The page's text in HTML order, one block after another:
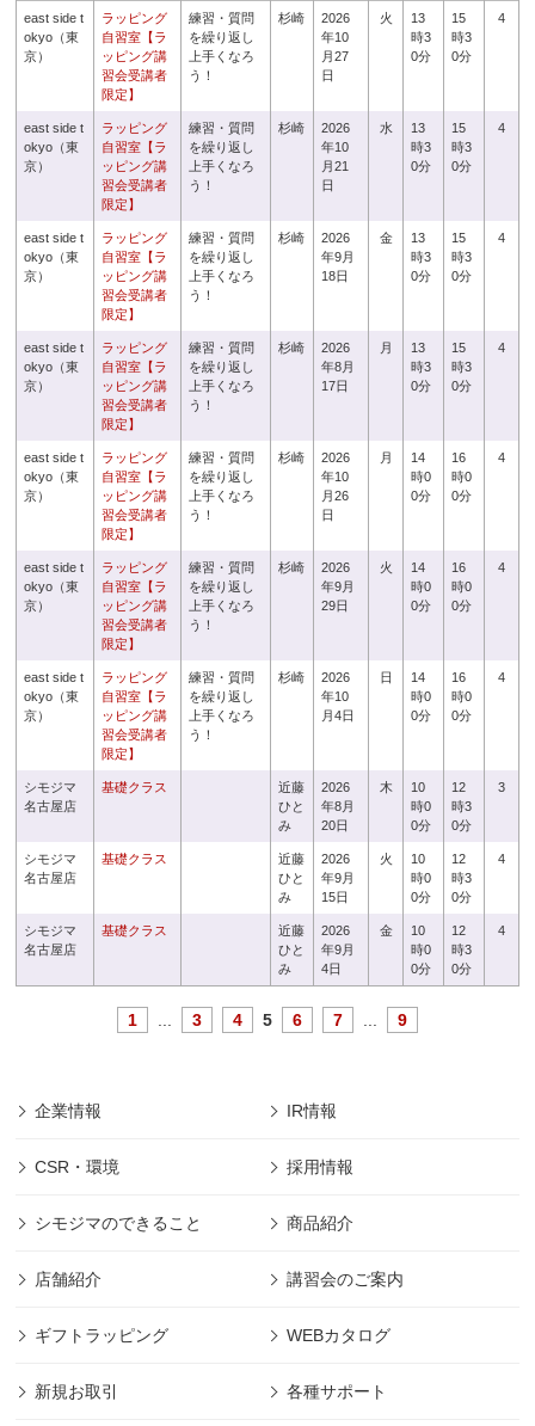
east side t
okyo（東
京）
ラッピング
自習室【ラ
ッピング講
習会受講者
限定】
練習・質問
を繰り返し
上手くなろ
う！
杉崎
2026
年10
月27
日
火
13
時3
0分
15
時3
0分
4
east side t
okyo（東
京）
ラッピング
自習室【ラ
ッピング講
習会受講者
限定】
練習・質問
を繰り返し
上手くなろ
う！
杉崎
2026
年10
月21
日
水
13
時3
0分
15
時3
0分
4
east side t
okyo（東
京）
ラッピング
自習室【ラ
ッピング講
習会受講者
限定】
練習・質問
を繰り返し
上手くなろ
う！
杉崎
2026
年9月
18日
金
13
時3
0分
15
時3
0分
4
east side t
okyo（東
京）
ラッピング
自習室【ラ
ッピング講
習会受講者
限定】
練習・質問
を繰り返し
上手くなろ
う！
杉崎
2026
年8月
17日
月
13
時3
0分
15
時3
0分
4
east side t
okyo（東
京）
ラッピング
自習室【ラ
ッピング講
習会受講者
限定】
練習・質問
を繰り返し
上手くなろ
う！
杉崎
2026
年10
月26
日
月
14
時0
0分
16
時0
0分
4
east side t
okyo（東
京）
ラッピング
自習室【ラ
ッピング講
習会受講者
限定】
練習・質問
を繰り返し
上手くなろ
う！
杉崎
2026
年9月
29日
火
14
時0
0分
16
時0
0分
4
east side t
okyo（東
京）
ラッピング
自習室【ラ
ッピング講
習会受講者
限定】
練習・質問
を繰り返し
上手くなろ
う！
杉崎
2026
年10
月4日
日
14
時0
0分
16
時0
0分
4
シモジマ
名古屋店
基礎クラス
近藤
ひと
み
2026
年8月
20日
木
10
時0
0分
12
時3
0分
3
シモジマ
名古屋店
基礎クラス
近藤
ひと
み
2026
年9月
15日
火
10
時0
0分
12
時3
0分
4
シモジマ
名古屋店
基礎クラス
近藤
ひと
み
2026
年9月
4日
金
10
時0
0分
12
時3
0分
4
1 3 4 5 6 7 9
企業情報 IR情報
CSR・環境 採用情報
シモジマのできること 商品紹介
店舗紹介 講習会のご案内
ギフトラッピング WEBカタログ
新規お取引 各種サポート